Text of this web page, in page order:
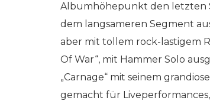
Albumhöhepunkt den letzten
dem langsameren Segment
aber mit tollem rock-lastigem
Of War“, mit Hammer Solo
„Carnage“ mit seinem
gemacht für